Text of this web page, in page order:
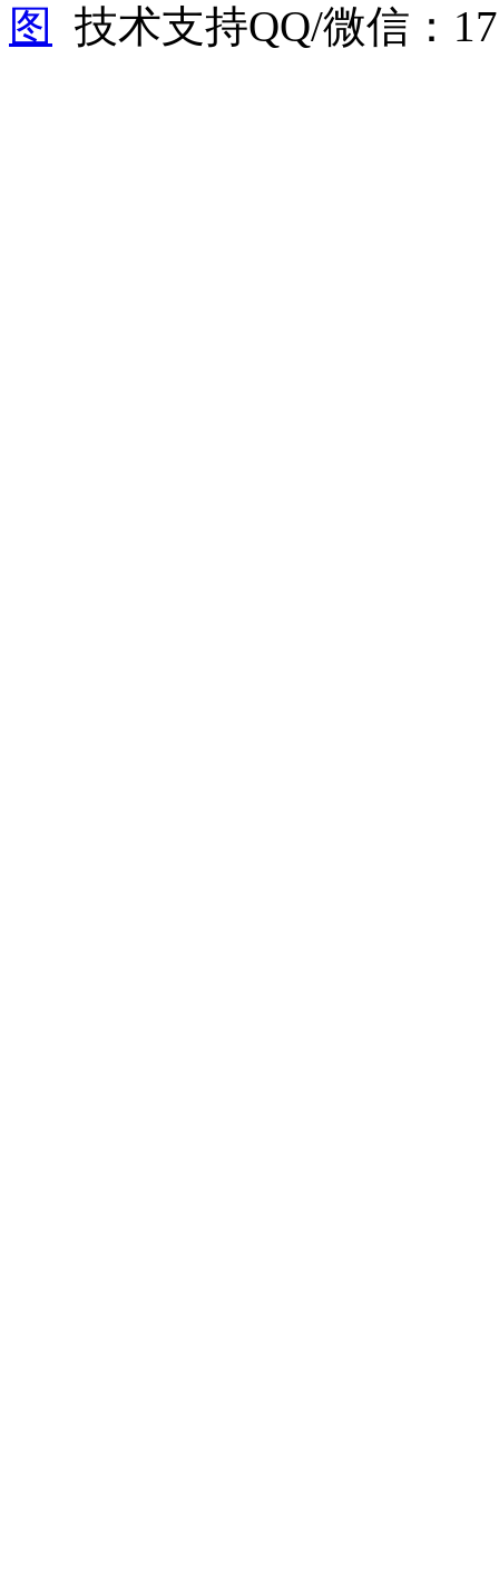
图
技术支持QQ/微信：